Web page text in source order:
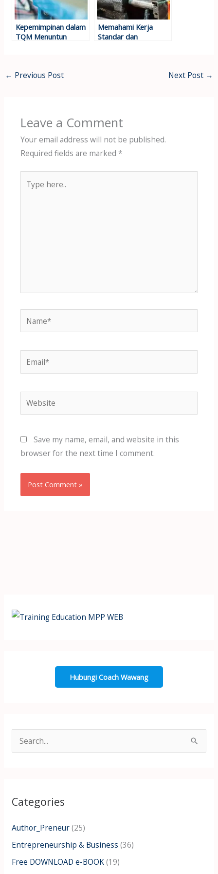
Kepemimpinan dalam
TQM Menuntun
Memahami Kerja
Standar dan
← Previous Post Next Post →
Leave a Comment
Your email address will not be published.
Required fields are marked *
here..
Name*
Email*
Website
Save my name, email, and website in this
browser for the next time I comment.
Hubungi Coach Wawang
c
f
o
r
Categories
Author_Preneur(25)
Entrepreneurship & Business (36)
Free DOWNLOAD e-BOOK(19)